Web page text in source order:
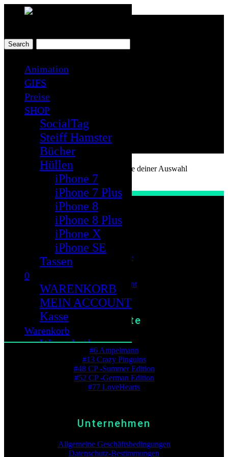
Animation
GIFS
Preise
SHOP
SocialTag
Steiff Hamster
Bücher
Hüllen
iPhone 7
iPhone 7 Plus
iPhone 8
iPhone 8 Plus
iPhone X
iPhone SE
Tassen
0
WARENKORB
MEIN ACCOUNT
Kasse
Warenkorb
Warenkorb
Mein Konto
iPhone 7ケース
Es wurden keine Produkte gefunden, die deiner Auswahl
Shop
Warenkorb
Wunschliste
Mein Account
Zeitleiste
Beste Platzierung
#6 Ampelmann
#13 Crazy Pinguins
#48 CP -Summer Edition
#52 CP -German Edition
#77 LoveHearts
Unternehmen
Allgemeine Geschäftsbedingungen
Datenschutz-Bestimmungen